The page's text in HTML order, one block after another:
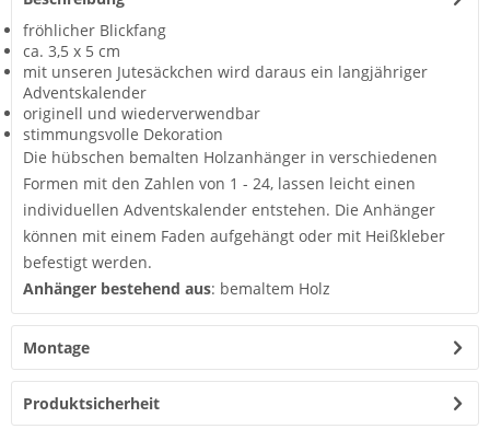
fröhlicher Blickfang
ca. 3,5 x 5 cm
mit unseren Jutesäckchen wird daraus ein langjähriger
Adventskalender
originell und wiederverwendbar
stimmungsvolle Dekoration
Die hübschen bemalten Holzanhänger in verschiedenen
Formen mit den Zahlen von 1 - 24, lassen leicht einen
individuellen Adventskalender entstehen. Die Anhänger
können mit einem Faden aufgehängt oder mit Heißkleber
befestigt werden.
Anhänger bestehend aus: bemaltem Holz
Montage
Produktsicherheit